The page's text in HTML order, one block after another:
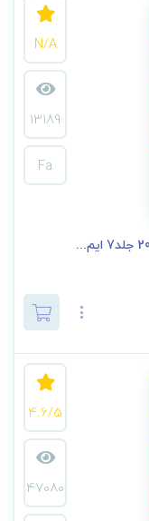
N/A
13189
Fa
4.6/5
47080